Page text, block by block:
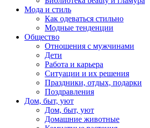
Мода и стиль
Как одеваться стильно
Модные тенденции
Общество
Отношения с мужчинами
Дети
Работа и карьера
Ситуации и их решения
Праздники, отдых, подарки
Поздравления
Дом, быт, уют
Дом, быт, уют
Домашние животные